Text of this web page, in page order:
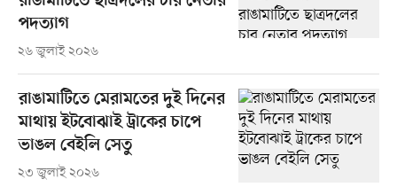
পদত্যাগ
২৬ জুলাই ২০২৬
রাঙামাটিতে মেরামতের দুই দিনের
মাথায় ইটবোঝাই ট্রাকের চাপে
ভাঙল বেইলি সেতু
২৩ জুলাই ২০২৬